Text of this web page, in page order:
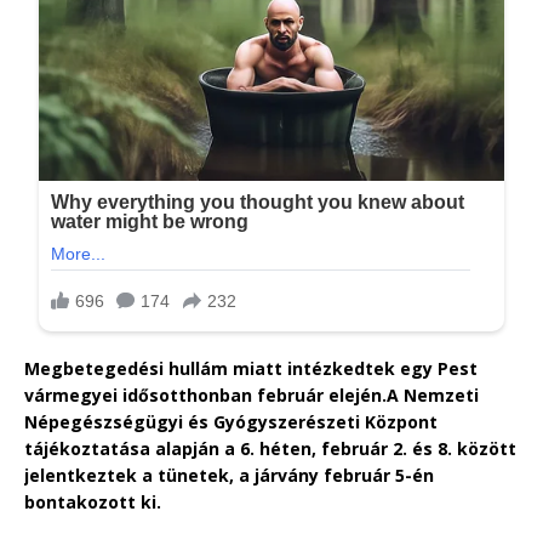
Megbetegedési hullám miatt intézkedtek egy Pest
vármegyei idősotthonban február elején.A Nemzeti
Népegészségügyi és Gyógyszerészeti Központ
tájékoztatása alapján a 6. héten, február 2. és 8. között
jelentkeztek a tünetek, a járvány február 5-én
bontakozott ki.